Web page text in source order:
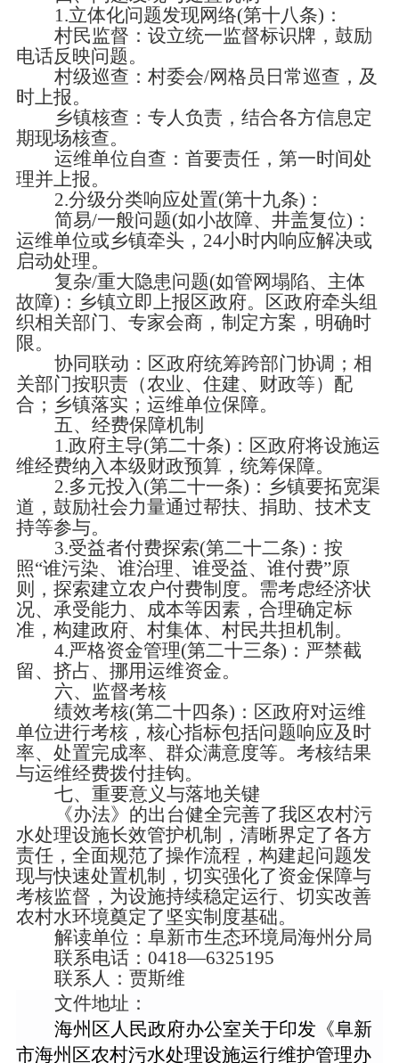
1.立体化问题发现网络(第十八条)：
村民监督：设立统一监督标识牌，鼓励
电话反映问题。
村级巡查：村委会/网格员日常巡查，及
时上报。
乡镇核查：专人负责，结合各方信息定
期现场核查。
运维单位自查：首要责任，第一时间处
理并上报。
2.分级分类响应处置(第十九条)：
简易/一般问题(如小故障、井盖复位)：
运维单位或乡镇牵头，24小时内响应解决或
启动处理。
复杂/重大隐患问题(如管网塌陷、主体
故障)：乡镇立即上报区政府。区政府牵头组
织相关部门、专家会商，制定方案，明确时
限。
协同联动：区政府统筹跨部门协调；相
关部门按职责（农业、住建、财政等）配
合；乡镇落实；运维单位保障。
五、经费保障机制
1.政府主导(第二十条)：区政府将设施运
维经费纳入本级财政预算，统筹保障。
2.多元投入(第二十一条)：乡镇要拓宽渠
道，鼓励社会力量通过帮扶、捐助、技术支
持等参与。
3.受益者付费探索(第二十二条)：按
照“谁污染、谁治理、谁受益、谁付费”原
则，探索建立农户付费制度。需考虑经济状
况、承受能力、成本等因素，合理确定标
准，构建政府、村集体、村民共担机制。
4.严格资金管理(第二十三条)：严禁截
留、挤占、挪用运维资金。
六、监督考核
绩效考核(第二十四条)：区政府对运维
单位进行考核，核心指标包括问题响应及时
率、处置完成率、群众满意度等。考核结果
与运维经费拨付挂钩。
七、重要意义与落地关键
《办法》的出台健全完善了我区农村污
水处理设施长效管护机制，清晰界定了各方
责任，全面规范了操作流程，构建起问题发
现与快速处置机制，切实强化了资金保障与
考核监督，为设施持续稳定运行、切实改善
农村水环境奠定了坚实制度基础。
解读单位：阜新市生态环境局海州分局
联系电话： 0418—6325195
联系人：贾斯维
文件地址：
海州区人民政府办公室关于印发《阜新
市海州区农村污水处理设施运行维护管理办